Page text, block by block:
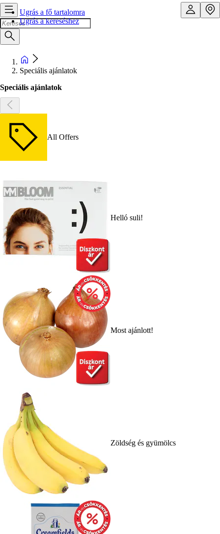
Ugrás a fő tartalomra
Ugrás a kereséshez
Speciális ajánlatok
Speciális ajánlatok
All Offers
Helló suli!
Most ajánlott!
Zöldség és gyümölcs